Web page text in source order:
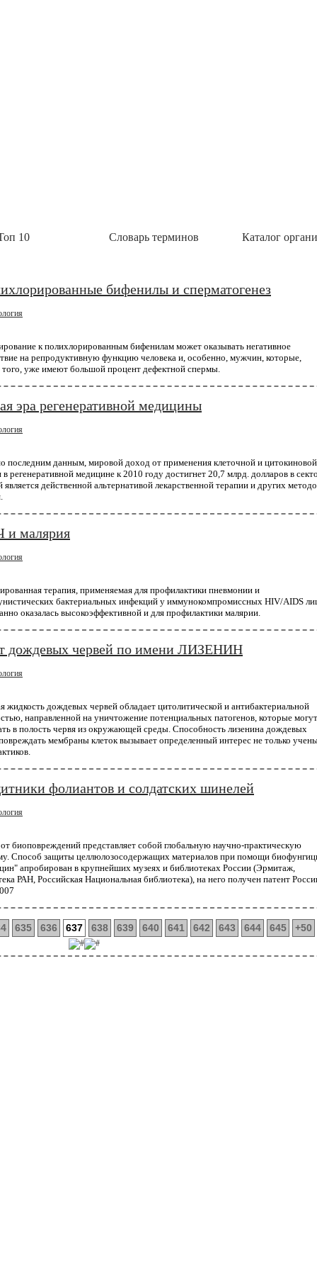
10 Словарь терминов Каталог
Росздравнадзора на свой новый набор реагентов «Интифика SARS-CoV-2» для
детекцией в режиме реального времени.
разрабатывают
от рака
медицина возведена в крайнюю степень: противораковые вакцины создаются
позволяют надеяться, что крайность однажды стан...
AstraZeneca начинает крупнейший проект
2 миллионов геномов
крупнейших в мире фармацевтических компаний
является компиляция геномных и медицинских данных, которые будут получены у двух
CRISPR можно использовать для
к ВИЧ
ученые применили технологию CRISPR для внедрения мутации устойчивости к ВИЧ в
в котором метод генного...
бифенилы и сперматогенез
к полихлорированным бифенилам может оказывать негативное
на репродуктивную функцию человека и, особенно, мужчин, которые,
уже имеют большой процент дефектной спермы.
эра регенеративной медицины
последним данным, мировой доход от применения клеточной и цитокиновой
в регенеративной медицине к 2010 году достигнет 20,7 млрд. долларов в
является действенной альтернативой лекарственной терапии и других
и малярия
терапия, применяемая для профилактики пневмонии и
бактериальных инфекций у иммунокомпромиссных HIV/AIDS
оказалась высокоэффективной и для профилактики малярии.
дождевых червей по имени ЛИЗЕНИН
жидкость дождевых червей обладает цитолитической и антибактериальной
направленной на уничтожение потенциальных патогенов, которые могут
в полость червя из окружающей среды. Способность лизенина дождевых
мембраны клеток вызывает определенный интерес не только
фолиантов и солдатских шинелей
биоповреждений представляет собой глобальную научно-практическую
Способ защиты целлюлозосодержащих материалов при помощи
апробирован в крупнейших музеях и библиотеках России (Эрмитаж,
РАН, Российская Национальная библиотека), на него получен патент
635 636 637 638 639 640 641 642 643 644 645 +50